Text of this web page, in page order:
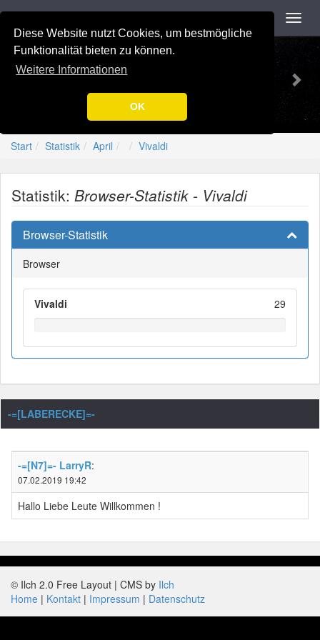
Diese Website nutzt Cookies, um bestmögliche
Funktionalität bieten zu können.
Weitere Informationen
OK
Navigation
Previous-=[Nation-7.de]=-
Start Statistik April Vivaldi
Statistik: Browser-Statistik - Vivaldi
Browser-Statistik
Browser
Vivaldi 29
-=[LABERECKE]=-
-=[N7]=- LarryR:
07.02.2019 19:42
Hallo Liebe Leute Willkommen !
© Ilch 2.0 Free Layout | CMS by Ilch
Home
Kontakt Impressum Datenschutz